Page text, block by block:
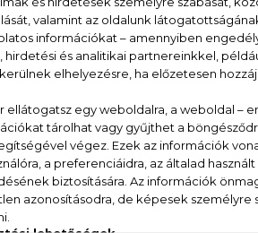
így a parfüm egész nap
és vonj minden tekintetet
koriander,
PARFUM/FRAGRANCE,
BENZOATE, PROPYLENE
GERANIOL, CITRAL, BENZYL